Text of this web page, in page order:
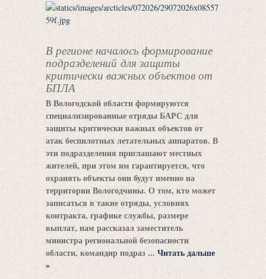
В регионе началось формирование
подразделений для защиты
критически важных объектов от
БПЛА
В Вологодской области формируются
специализированные отряды БАРС для
защиты критически важных объектов от
атак беспилотных летательных аппаратов. В
эти подразделения приглашают местных
жителей, при этом им гарантируется, что
охранять объекты они будут именно на
территории Вологодчины. О том, кто может
записаться в такие отряды, условиях
контракта, графике службы, размере
выплат, нам рассказал заместитель
министра региональной безопасности
области, командир подраз... Читать дальше
»